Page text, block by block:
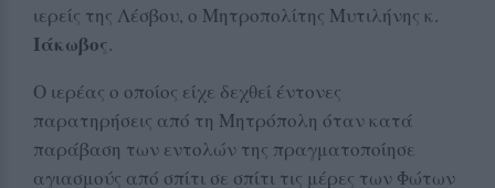
ιερείς της Λέσβου, ο Μητροπολίτης Μυτιλήνης κ.
Ιάκωβος.
Ο ιερέας ο οποίος είχε δεχθεί έντονες
παρατηρήσεις από τη Μητρόπολη όταν κατά
παράβαση των εντολών της πραγματοποίησε
αγιασμούς από σπίτι σε σπίτι τις μέρες των Φώτων